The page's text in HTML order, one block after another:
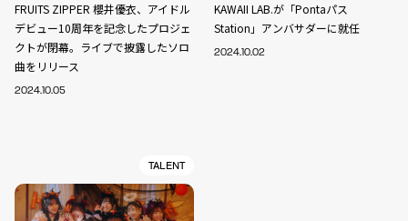
FRUITS ZIPPER 櫻井優衣、アイドル
デビュー10周年を記念したプロジェ
クトが閉幕。ライブで披露したソロ
曲をリリース
2024.10.05
KAWAII LAB.が「Pontaパス
Station」アンバサダーに就任
2024.10.02
TALENT